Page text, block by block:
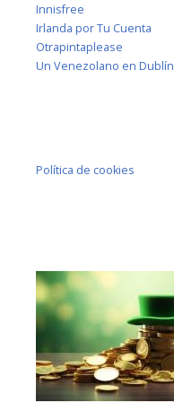
Innisfree
Irlanda por Tu Cuenta
Otrapintaplease
Un Venezolano en Dublín
Política de cookies